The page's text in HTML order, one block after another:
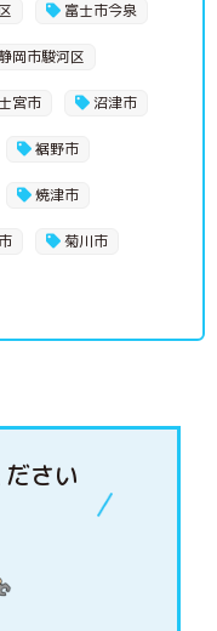
富士市今泉
岡市駿河区
宮市 沼津市
裾野市
焼津市
菊川市
さい